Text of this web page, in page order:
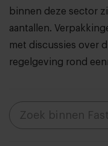
binnen deze sector
aantallen.
met discussies over
regelgeving rond